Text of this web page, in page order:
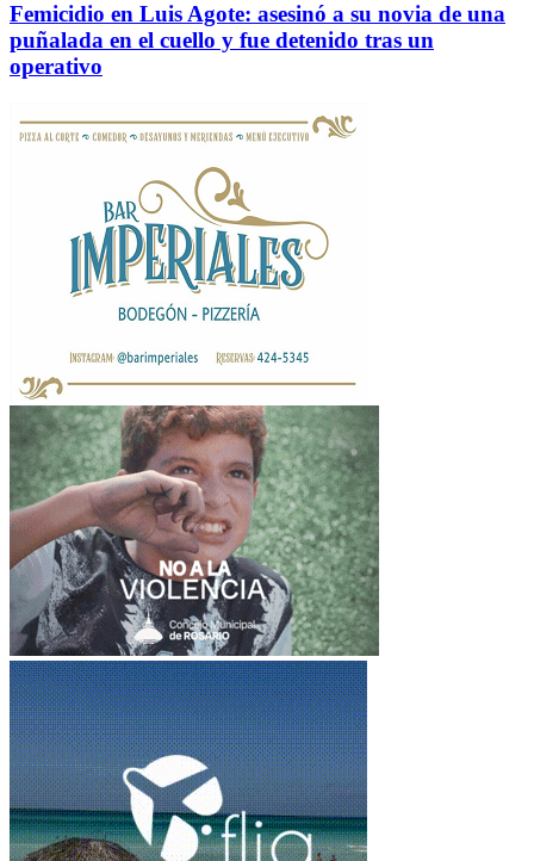
Femicidio en Luis Agote: asesinó a su novia de una
puñalada en el cuello y fue detenido tras un
operativo